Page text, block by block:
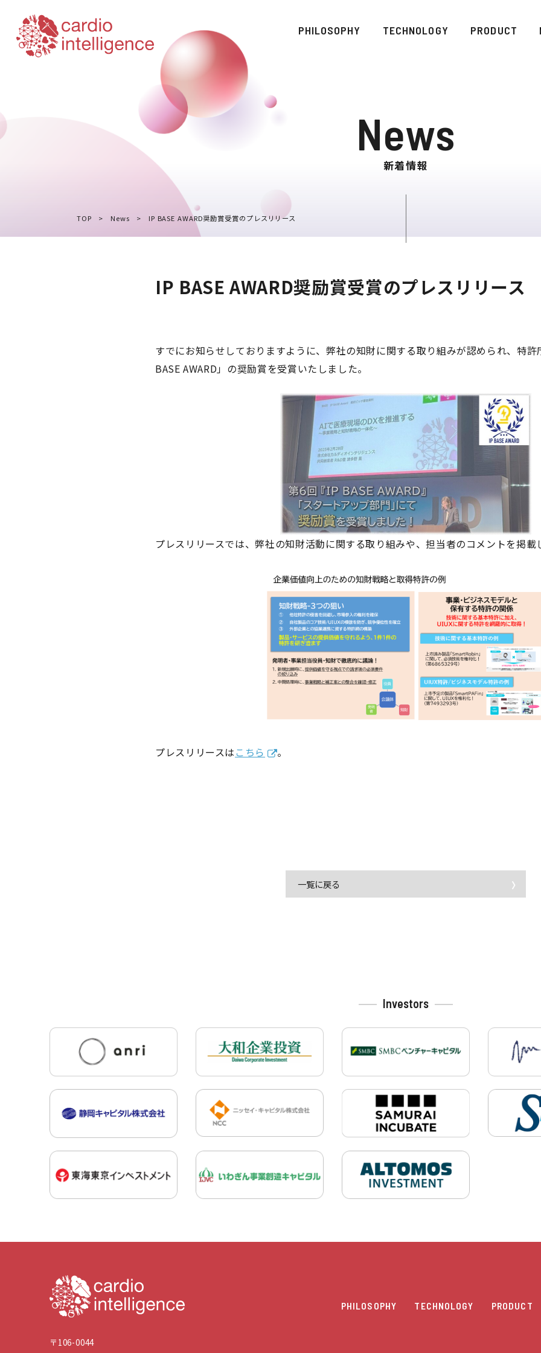
PHILOSOPHY TECHNOLOGY PRODUCT
News
新着情報
TOP > News > IP BASE AWARD奨励賞受賞のプレスリリース
IP BASE AWARD奨励賞受賞のプレスリリース
すでにお知らせしておりますように、弊社の知財に関する取り組みが認められ、特
BASE AWARD」の奨励賞を受賞いたしました。
プレスリリースでは、弊社の知財活動に関する取り組みや、担当者のコメントを掲載
プレスリリースは こちら 。
一覧に戻る
Investors
〒106-0044
PHILOSOPHY TECHNOLOGY PRODUCT